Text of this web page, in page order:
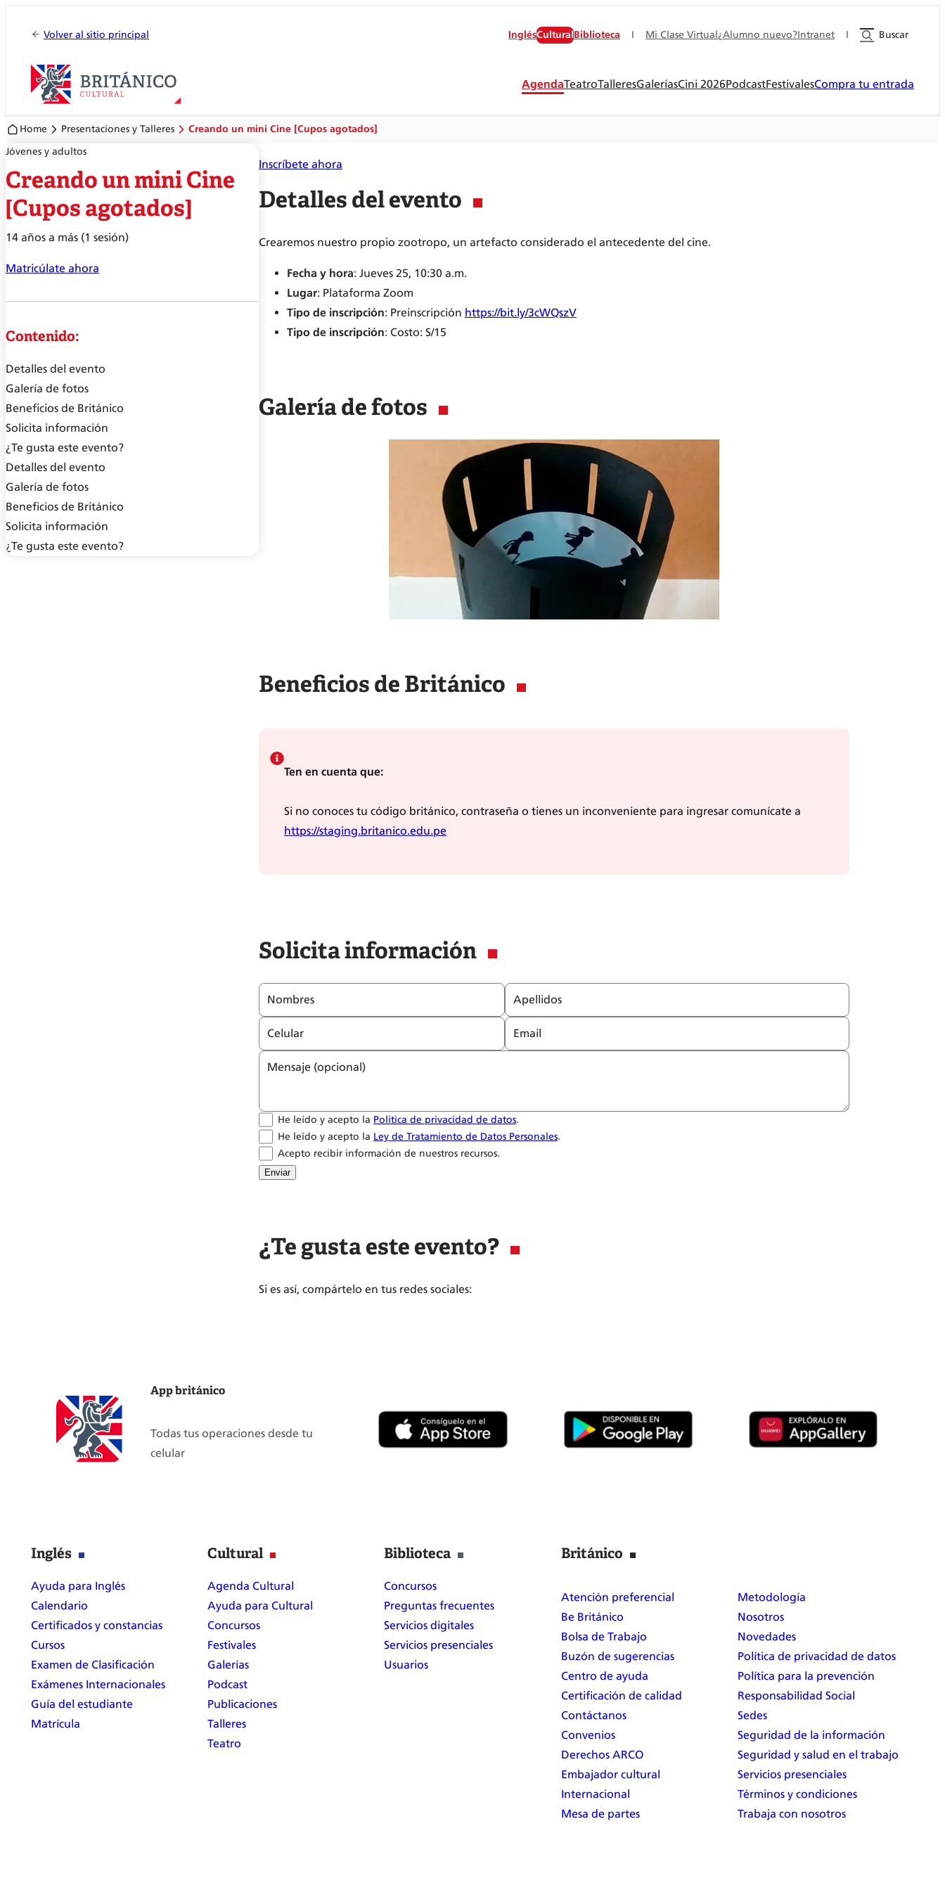
Volver al sitio principal InglésCulturalBiblioteca I Mi Clase Virtual¿Alumno nuevo?Intranet I Buscar
AgendaTeatroTalleresGaleríasCini 2026PodcastFestivalesCompra tu entrada
Home Presentaciones y Talleres
Creando un mini Cine [Cupos agotados]
Jóvenes y adultos
Creando un mini Cine
[Cupos agotados]
14 años a más (1 sesión)
Matricúlate ahora
Contenido:
Detalles del evento
Galería de fotos
Beneficios de Británico
Solicita información
¿Te gusta este evento?
Detalles del evento
Galería de fotos
Beneficios de Británico
Solicita información
¿Te gusta este evento?
Inscríbete ahora
Detalles del evento
Crearemos nuestro propio zootropo, un artefacto considerado el antecedente del cine.
Fecha y hora: Jueves 25, 10:30 a.m.
Lugar: Plataforma Zoom
Tipo de inscripción: Preinscripción https://bit.ly/3cWQszV
Tipo de inscripción: Costo: S/15
Galería de fotos
Beneficios de Británico
Ten en cuenta que:
Si no conoces tu código británico, contraseña o tienes un inconveniente para ingresar comunícate a
https://staging.britanico.edu.pe
Solicita información
Nombres Apellidos
Celular Email
Mensaje (opcional)
He leído y acepto la Política de privacidad de datos.
He leído y acepto la Ley de Tratamiento de Datos Personales.
Acepto recibir información de nuestros recursos.
Enviar
¿Te gusta este evento?
Si es así, compártelo en tus redes sociales:
App británico
Todas tus operaciones desde tu
celular
Inglés
Ayuda para Inglés
Calendario
Certificados y constancias
Cursos
Examen de Clasificación
Exámenes Internacionales
Guía del estudiante
Matrícula
Cultural
Agenda Cultural
Ayuda para Cultural
Concursos
Festivales
Galerías
Podcast
Publicaciones
Talleres
Teatro
Biblioteca
Concursos
Preguntas frecuentes
Servicios digitales
Servicios presenciales
Usuarios
Británico
Atención preferencial
Be Británico
Bolsa de Trabajo
Buzón de sugerencias
Centro de ayuda
Certificación de calidad
Contáctanos
Convenios
Derechos ARCO
Embajador cultural
Internacional
Mesa de partes
Metodología
Nosotros
Novedades
Política de privacidad de datos
Política para la prevención
Responsabilidad Social
Sedes
Seguridad de la información
Seguridad y salud en el trabajo
Servicios presenciales
Términos y condiciones
Trabaja con nosotros